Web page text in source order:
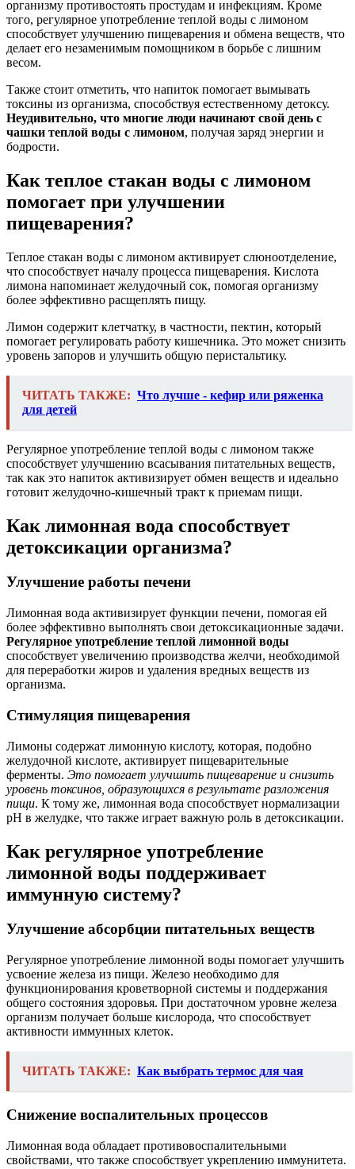
организму противостоять простудам и инфекциям. Кроме
того, регулярное употребление теплой воды с лимоном
способствует улучшению пищеварения и обмена веществ, что
делает его незаменимым помощником в борьбе с лишним
весом.
Также стоит отметить, что напиток помогает вымывать
токсины из организма, способствуя естественному детоксу.
Неудивительно, что многие люди начинают свой день с
чашки теплой воды с лимоном, получая заряд энергии и
бодрости.
Как теплое стакан воды с лимоном
помогает при улучшении
пищеварения?
Теплое стакан воды с лимоном активирует слюноотделение,
что способствует началу процесса пищеварения. Кислота
лимона напоминает желудочный сок, помогая организму
более эффективно расщеплять пищу.
Лимон содержит клетчатку, в частности, пектин, который
помогает регулировать работу кишечника. Это может снизить
уровень запоров и улучшить общую перистальтику.
ЧИТАТЬ ТАКЖЕ: Что лучше - кефир или ряженка
для детей
Регулярное употребление теплой воды с лимоном также
способствует улучшению всасывания питательных веществ,
так как это напиток активизирует обмен веществ и идеально
готовит желудочно-кишечный тракт к приемам пищи.
Как лимонная вода способствует
детоксикации организма?
Улучшение работы печени
Лимонная вода активизирует функции печени, помогая ей
более эффективно выполнять свои детоксикационные задачи.
Регулярное употребление теплой лимонной воды
способствует увеличению производства желчи, необходимой
для переработки жиров и удаления вредных веществ из
организма.
Стимуляция пищеварения
Лимоны содержат лимонную кислоту, которая, подобно
желудочной кислоте, активирует пищеварительные
ферменты. Это помогает улучшить пищеварение и снизить
уровень токсинов, образующихся в результате разложения
пищи. К тому же, лимонная вода способствует нормализации
рН в желудке, что также играет важную роль в детоксикации.
Как регулярное употребление
лимонной воды поддерживает
иммунную систему?
Улучшение абсорбции питательных веществ
Регулярное употребление лимонной воды помогает улучшить
усвоение железа из пищи. Железо необходимо для
функционирования кроветворной системы и поддержания
общего состояния здоровья. При достаточном уровне железа
организм получает больше кислорода, что способствует
активности иммунных клеток.
ЧИТАТЬ ТАКЖЕ: Как выбрать термос для чая
Снижение воспалительных процессов
Лимонная вода обладает противовоспалительными
свойствами, что также способствует укреплению иммунитета.